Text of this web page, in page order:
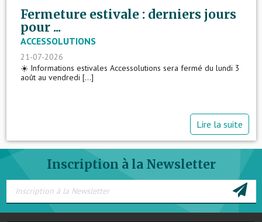
Fermeture estivale : derniers jours
pour ...
ACCESSOLUTIONS
21-07-2026
☀️ Informations estivales Accessolutions sera fermé du lundi 3
août au vendredi [...]
Lire la suite
Inscription à la Newsletter